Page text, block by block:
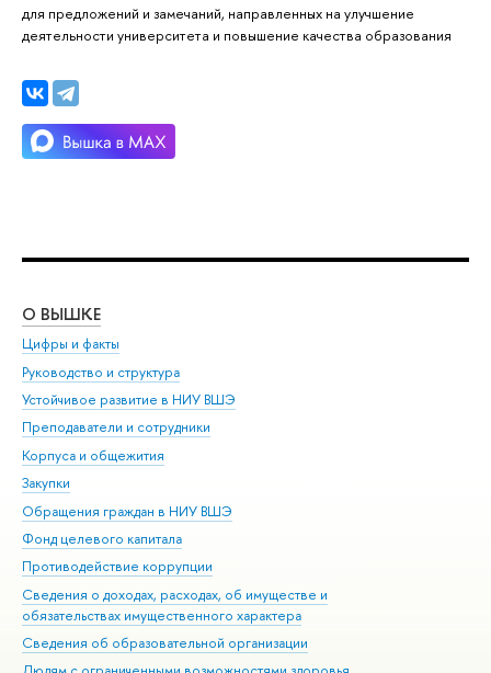
для предложений и замечаний, направленных на улучшение
деятельности университета и повышение качества образования
О ВЫШКЕ
Цифры и факты
Руководство и структура
Устойчивое развитие в НИУ ВШЭ
Преподаватели и сотрудники
Корпуса и общежития
Закупки
Обращения граждан в НИУ ВШЭ
Фонд целевого капитала
Противодействие коррупции
Сведения о доходах, расходах, об имуществе и
обязательствах имущественного характера
Сведения об образовательной организации